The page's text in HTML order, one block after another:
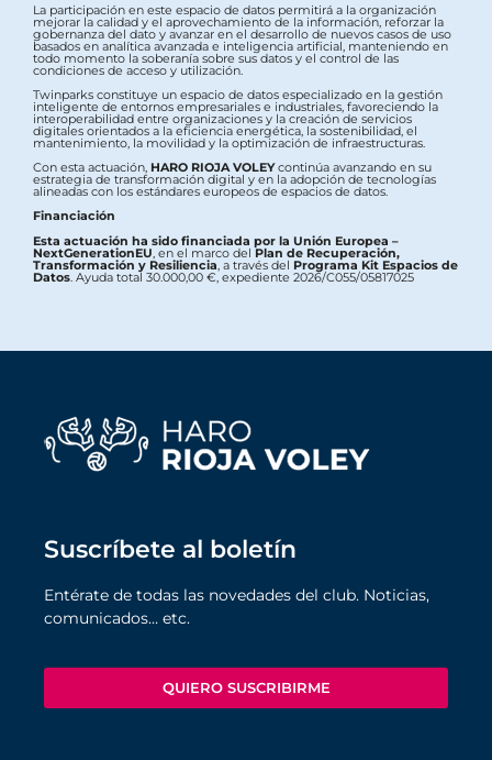
La participación en este espacio de datos permitirá a la organización
mejorar la calidad y el aprovechamiento de la información, reforzar la
gobernanza del dato y avanzar en el desarrollo de nuevos casos de uso
basados en analítica avanzada e inteligencia artificial, manteniendo en
todo momento la soberanía sobre sus datos y el control de las
condiciones de acceso y utilización.
Twinparks constituye un espacio de datos especializado en la gestión
inteligente de entornos empresariales e industriales, favoreciendo la
interoperabilidad entre organizaciones y la creación de servicios
digitales orientados a la eficiencia energética, la sostenibilidad, el
mantenimiento, la movilidad y la optimización de infraestructuras.
Con esta actuación, HARO RIOJA VOLEYcontinúa avanzando en su
estrategia de transformación digital y en la adopción de tecnologías
alineadas con los estándares europeos de espacios de datos.
Financiación
Esta actuación ha sido financiada por la Unión Europea –
NextGenerationEU , en el marco delPlan de Recuperación,
Transformación y Resiliencia , a través del Programa Kit Espacios de
Datos . Ayuda total 30.000,00 €, expediente 2026/C055/05817025
Suscríbete al boletín
Entérate de todas las novedades del club. Noticias,
comunicados… etc.
QUIERO SUSCRIBIRME